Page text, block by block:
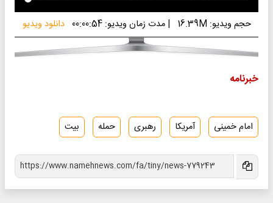
حجم ویدیو: 16.39M |مدت زمان ویدیو: 00:00:54 دانلود ویدیو
خبرنامه
امام خمینی آمریکا رهبری حمله بیت